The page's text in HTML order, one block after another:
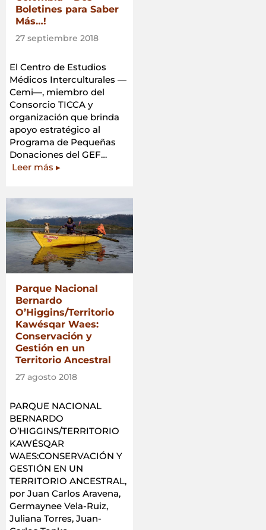
Boletines para Saber
Más…!
27 septiembre 2018
El Centro de Estudios
Médicos Interculturales —
Cemi—, miembro del
Consorcio TICCA y
organización que brinda
apoyo estratégico al
Programa de Pequeñas
Donaciones del GEF…
Leer más «Los
–
Dos
Boletines
para
Saber
▸
Parque Nacional
Bernardo
O’Higgins/Territorio
Kawésqar Waes:
Conservación y
Gestión en un
Territorio Ancestral
27 agosto 2018
PARQUE NACIONAL
BERNARDO
O’HIGGINS/TERRITORIO
KAWÉSQAR
WAES:CONSERVACIÓN Y
GESTIÓN EN UN
TERRITORIO ANCESTRAL,
por Juan Carlos Aravena,
Germaynee Vela-Ruiz,
Juliana Torres, Juan-